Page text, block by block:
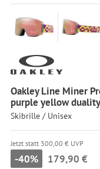
Oakley Line Miner
purple yellow duality
Skibrille / Unisex
Jetzt statt 300,00 € UVP
-40% 179,90 €